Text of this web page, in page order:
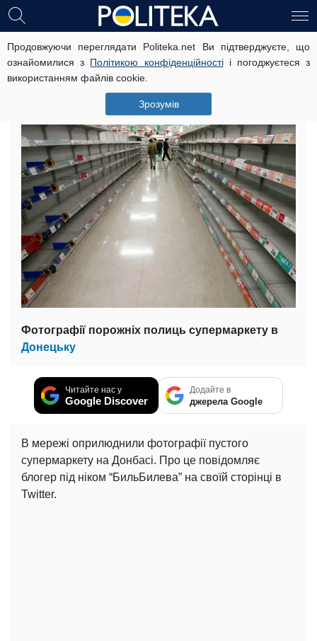
Продовжуючи переглядати Politeka.net Ви підтверджуєте, що
ознайомилися з Політикою конфіденційностіі погоджуєтеся з
використанням файлів cookie.
Зрозумів
Похмурі фото з донецького
супермаркету: «мушлі в
морозильниках»
Фотографії порожніх полиць супермаркету в
Донецьку
Читайте нас у
Google Discover
Додайте в
джерела Google
В мережі оприлюднили фотографії пустого
супермаркету на Донбасі. Про це повідомляє
блогер під ніком “БильБилева” на своїй сторінці в
Twitter.